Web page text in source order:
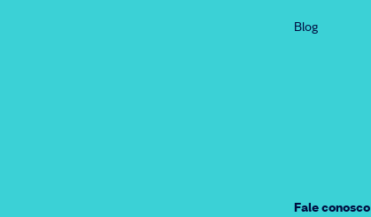
Blog
Fale conosco